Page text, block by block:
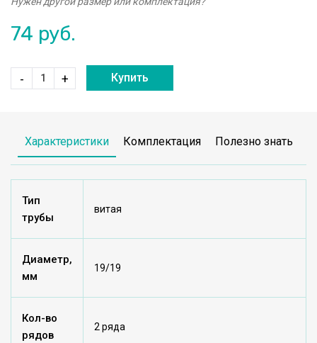
74 руб.
- + Купить
Характеристики Комплектация Полезно знать
Тип
трубы
витая
Диаметр,
мм
19/19
Кол-во
рядов
2 ряда